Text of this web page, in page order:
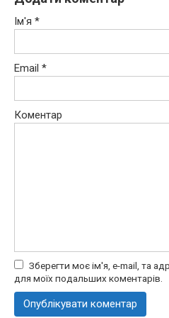
Ім'я *
Email *
Коментар
Зберегти моє ім'я, e-mail, та
для моїх подальших коментарів.